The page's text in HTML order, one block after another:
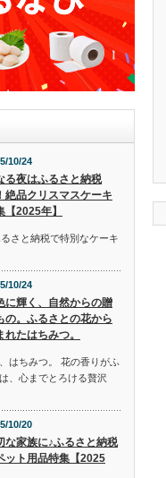
10/24
る夜はふるさと納税
絶品クリスマスケーキ
【2025年】
さと納税で特別なケーキ
10/24
に輝く、自然からの贈
の。ふるさとの花から
れたはちみつ。
はちみつ。 花の香りがふ
、心までとろける贅沢
10/20
な家族に♪ふるさと納税
ット用品特集【2025